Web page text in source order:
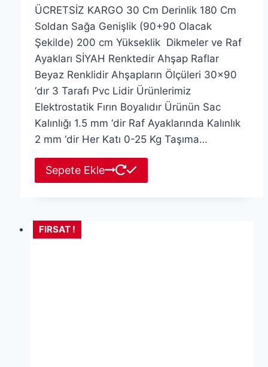
ÜCRETSİZ KARGO 30 Cm Derinlik 180 Cm
Soldan Sağa Genişlik (90+90 Olacak
Şekilde) 200 cm Yükseklik Dikmeler ve Raf
Ayakları SİYAH Renktedir Ahşap Raflar
Beyaz Renklidir Ahşapların Ölçüleri 30×90
‘dır 3 Tarafı Pvc Lidir Ürünlerimiz
Elektrostatik Fırın Boyalıdır Ürünün Sac
Kalınlığı 1.5 mm ‘dir Raf Ayaklarında Kalınlık
2 mm ‘dir Her Katı 0-25 Kg Taşıma…
Sepete Ekle
FIRSAT !